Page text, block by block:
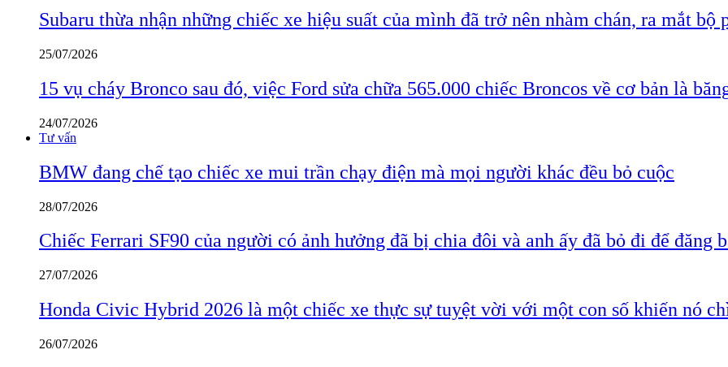
Subaru thừa nhận những chiếc xe hiệu suất của mình đã trở nên nhàm chán, ra mắt bộ
25/07/2026
15 vụ cháy Bronco sau đó, việc Ford sửa chữa 565.000 chiếc Broncos về cơ bản là
24/07/2026
Tư vấn
BMW đang chế tạo chiếc xe mui trần chạy điện mà mọi người khác đều bỏ cuộc
28/07/2026
Chiếc Ferrari SF90 của người có ảnh hưởng đã bị chia đôi và anh ấy đã bỏ đi để đăng
27/07/2026
Honda Civic Hybrid 2026 là một chiếc xe thực sự tuyệt vời với một con số khiến nó
26/07/2026